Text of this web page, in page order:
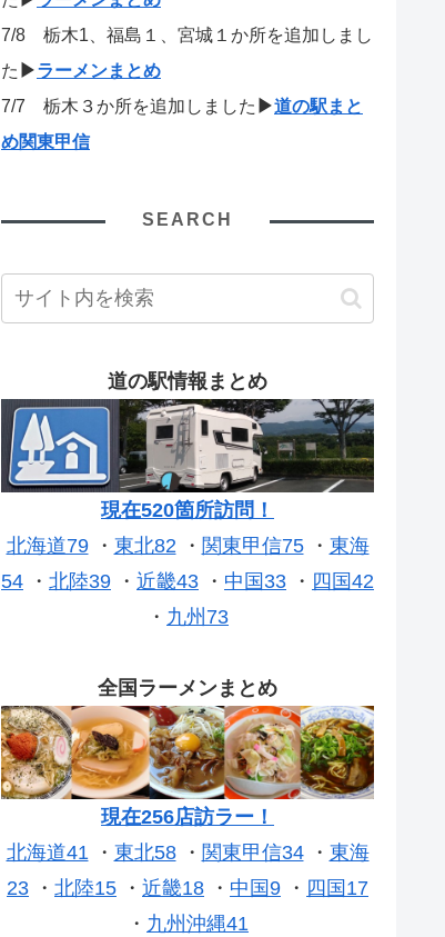
7/8 栃木1、福島１、宮城１か所を追加しまし
た ▶ラーメンまとめ
7/7 栃木３か所を追加しました ▶道の駅まと
め関東甲信
SEARCH
道の駅情報まとめ
現在520箇所訪問！
北海道79・ 東北82・ 関東甲信75・ 東海
54 ・ 北陸39 ・ 近畿43 ・ 中国33 ・ 四国42
・ 九州73
全国ラーメンまとめ
現在256店訪ラー！
北海道41・ 東北58・ 関東甲信34・ 東海
23 ・ 北陸15 ・ 近畿18 ・ 中国9 ・ 四国17
・ 九州沖縄41